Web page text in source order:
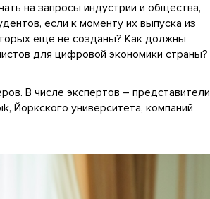
на запросы индустрии и общества,
если к моменту их выпуска из
еще не созданы? Как должны
для цифровой экономики страны?
В числе экспертов – представители
университета, компаний